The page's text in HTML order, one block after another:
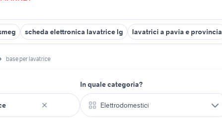
scheda elettronica lavatrice lg lavatrici a pavia e provincia
base per lavatrice
In quale categoria?
Elettrodomestici